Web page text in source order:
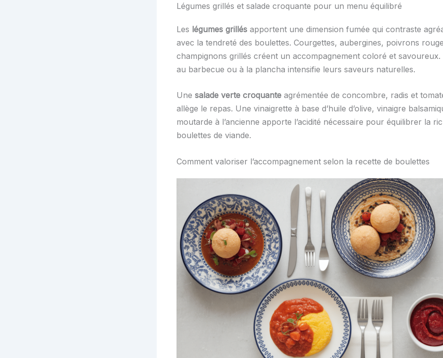
Légumes grillés et salade croquante pour un menu équilibré
Les légumes grillés apportent une dimension fumée qui contraste
avec la tendreté des boulettes. Courgettes, aubergines, poivrons
champignons grillés créent un accompagnement coloré et savoureux.
au barbecue ou à la plancha intensifie leurs saveurs naturelles.
Une salade verte croquante agrémentée de concombre, radis et
allège le repas. Une vinaigrette à base d’huile d’olive, vinaigre
moutarde à l’ancienne apporte l’acidité nécessaire pour équilibrer la
boulettes de viande.
Comment valoriser l’accompagnement selon la recette de boulettes